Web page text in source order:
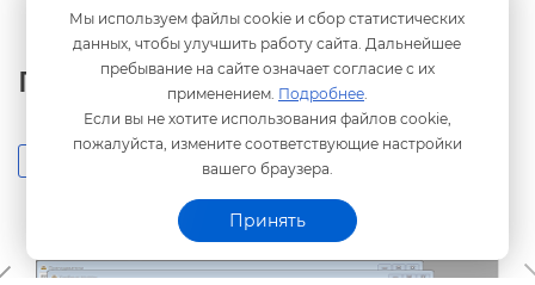
Мы используем файлы cookie и сбор статистических
данных, чтобы улучшить работу сайта. Дальнейшее
пребывание на сайте означает согласие с их
применением. Подробнее.
Если вы не хотите использования файлов cookie,
пожалуйста, измените соответствующие настройки
ашего браузера.
Принять
Пример работы